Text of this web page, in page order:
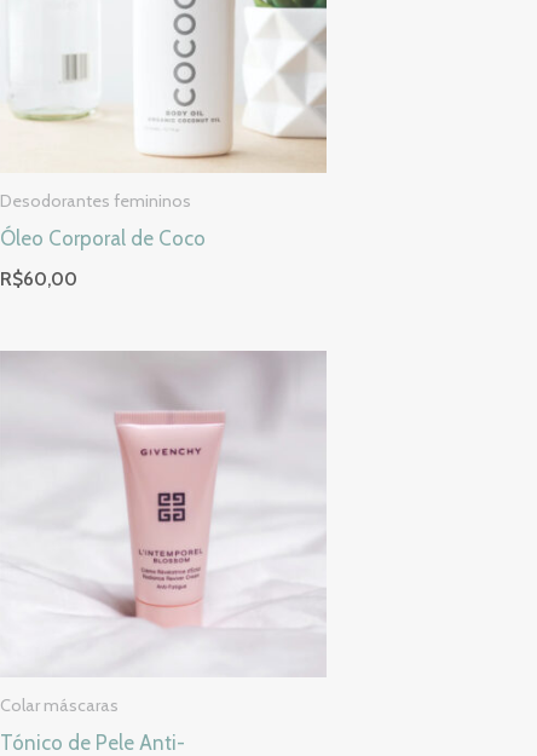
Desodorantes femininos
Óleo Corporal de Coco
R$60,00
Colar máscaras
Tónico de Pele Anti-